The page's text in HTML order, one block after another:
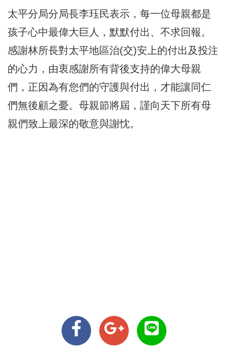
太平分局分局長李珏民表示，每一位母親都是
孩子心中最偉大巨人， 默默付出、不求回報。
感謝林所長對太平地區治(交)安上的付出及投注
的心力，由衷感謝所有背後支持的偉大母親
們， 正因為有您們的守護與付出，才能讓同仁
們無後顧之憂。母親節將屆 ，謹向天下所有母
親們致上最深的敬意與謝忱。